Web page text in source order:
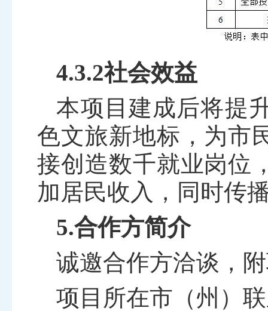
4.3.2社会效益
本项目建成后将提
色文旅新地标，为市
接创造数千就业岗位
加居民收入，同时传
5.合作方简介
诚邀合作方洽谈，
项目所在市（州）